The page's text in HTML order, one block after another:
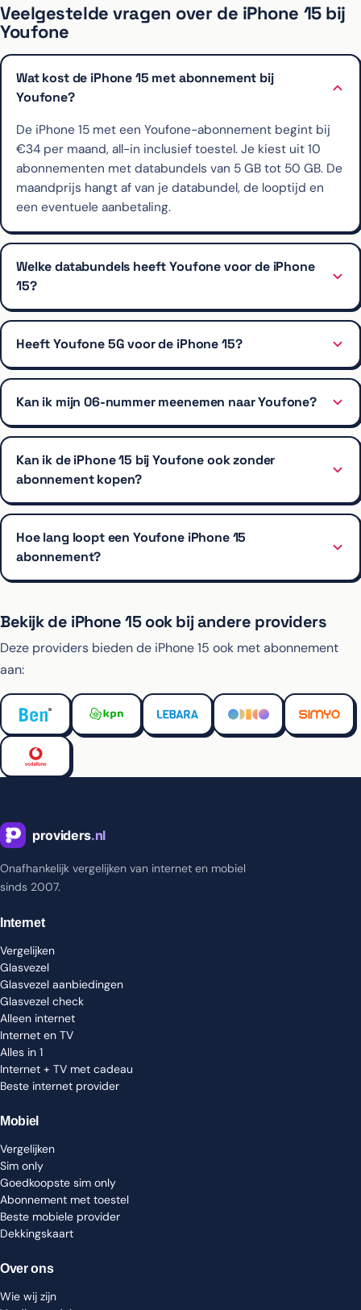
Veelgestelde vragen over de iPhone 15 bij
Youfone
Wat kost de iPhone 15 met abonnement bij
Youfone?
De iPhone 15 met een Youfone-abonnement begint bij
€34 per maand, all-in inclusief toestel. Je kiest uit 10
abonnementen met databundels van 5 GB tot 50 GB. De
maandprijs hangt af van je databundel, de looptijd en
een eventuele aanbetaling.
Welke databundels heeft Youfone voor de iPhone
15?
Heeft Youfone 5G voor de iPhone 15?
Kan ik mijn 06-nummer meenemen naar Youfone?
Kan ik de iPhone 15 bij Youfone ook zonder
abonnement kopen?
Hoe lang loopt een Youfone iPhone 15
abonnement?
Bekijk de iPhone 15 ook bij andere providers
Deze providers bieden de iPhone 15 ook met abonnement
aan:
Onafhankelijk vergelijken van internet en mobiel
sinds 2007.
Internet
Vergelijken
Glasvezel
Glasvezel aanbiedingen
Glasvezel check
Alleen internet
Internet en TV
Alles in 1
Internet + TV met cadeau
Beste internet provider
Mobiel
Vergelijken
Sim only
Goedkoopste sim only
Abonnement met toestel
Beste mobiele provider
Dekkingskaart
Over ons
Wie wij zijn